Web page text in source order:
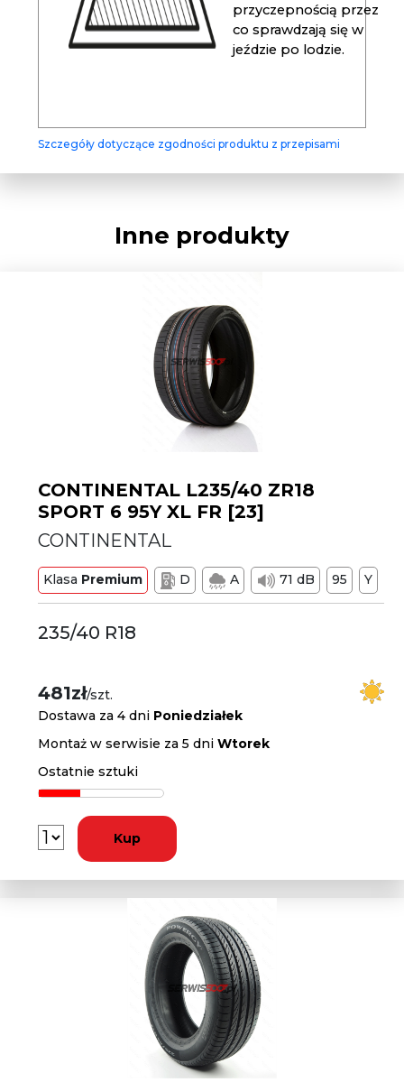
przyczepnością przez
co sprawdzają się w
jeździe po lodzie.
Szczegóły dotyczące zgodności produktu z przepisami
Inne produkty
CONTINENTAL L235/40 ZR18
SPORT 6 95Y XL FR [23]
CONTINENTAL
Klasa Premium D A 71 dB 95 Y
235/40 R18
481zł/szt.
Dostawa za 4 dni Poniedziałek
Montaż w serwisie za 5 dniWtorek
Ostatnie sztuki
Kup